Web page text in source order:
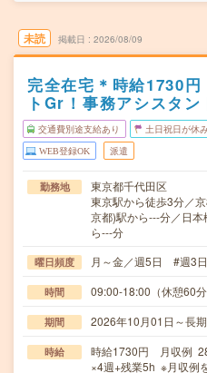
未読 掲載日 2026/08/09
完全在宅＊時給1730
トGr！事務アシスタン
交通費別途支給あり 土日祝日が休
WEB登録OK 派遣
勤務地
東京都千代田区
東京駅から徒歩3分／
京都)駅から---分／日
ら---分
曜日頻度 月～金／週5日 #週3
時間 09:00-18:00（休憩60
期間 2026年10月01日～長
時給
時給1730円 月収例
×4週+残業5h ※月収例